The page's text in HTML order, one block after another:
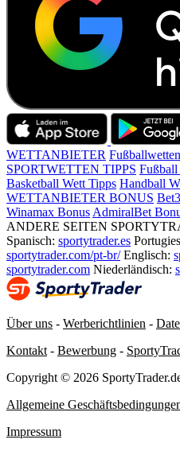
WETTANBIETER Fußballwetten
SPORTWETTEN TIPPS Fußball
Basketball Wett Tipps Handball
WETTANBIETER BONUS
Winamax Bonus AdmiralBet
ANDERE SEITEN
Spanisch: sportytrader.es
sportytrader.com/pt-br/ Englisch:
sportytrader.com Niederländisch:
Über uns - Werberichtlinien -
Kontakt - Bewerbung -
Copyright © 2026
Allgemeine
Impressum